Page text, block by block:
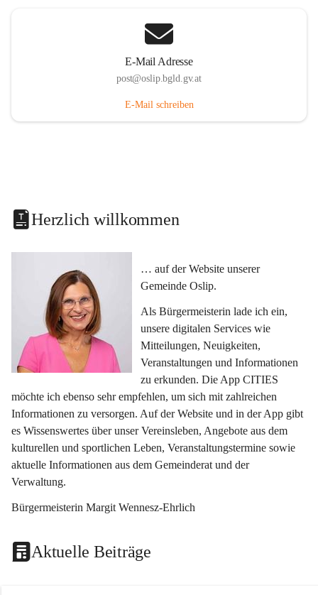
E-Mail Adresse
post@oslip.bgld.gv.at
E-Mail schreiben
Herzlich willkommen
… auf der Website unserer
Gemeinde Oslip.
Als Bürgermeisterin lade ich ein,
unsere digitalen Services wie
Mitteilungen, Neuigkeiten,
Veranstaltungen und Informationen
zu erkunden. Die App CITIES
möchte ich ebenso sehr empfehlen, um sich mit zahlreichen
Informationen zu versorgen. Auf der Website und in der App gibt
es Wissenswertes über unser Vereinsleben, Angebote aus dem
kulturellen und sportlichen Leben, Veranstaltungstermine sowie
aktuelle Informationen aus dem Gemeinderat und der
Verwaltung.
Bürgermeisterin Margit Wennesz-Ehrlich
Aktuelle Beiträge